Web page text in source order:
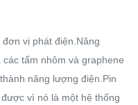
vị phát điện.Năng
tấm nhôm và graphene
năng lượng điện.Pin
vì nó là một hệ thống